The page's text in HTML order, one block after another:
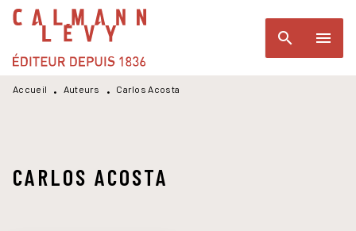
MENU RECHERCHE
PIED DE PAGE
search menu
Accueil • Auteurs • Carlos Acosta
CARLOS ACOSTA